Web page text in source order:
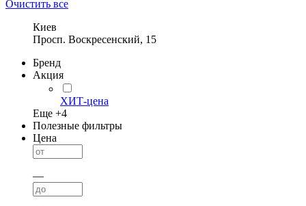
Очистить все
Киев
Просп. Воскресенский, 15
Бренд
Акция
ХИТ-цена
Еще +4
Полезные фильтры
Цена
—